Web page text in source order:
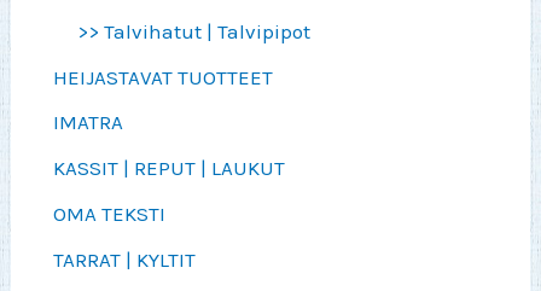
>> Talvihatut | Talvipipot
HEIJASTAVAT TUOTTEET
IMATRA
KASSIT | REPUT | LAUKUT
OMA TEKSTI
TARRAT | KYLTIT